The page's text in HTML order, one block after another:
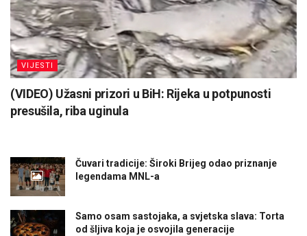
VIJESTI
(VIDEO) Užasni prizori u BiH: Rijeka u potpunosti
presušila, riba uginula
Čuvari tradicije: Široki Brijeg odao priznanje
legendama MNL-a
Samo osam sastojaka, a svjetska slava: Torta
od šljiva koja je osvojila generacije